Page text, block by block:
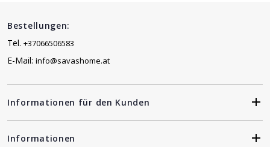
Bestellungen:
Tel. +37066506583
E-Mail: info@savashome.at
Informationen für den Kunden
Informationen